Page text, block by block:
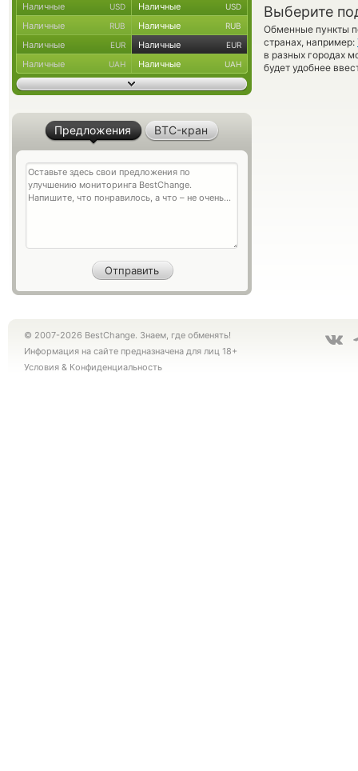
Выберите
Обменные пункты
странах, например:
в разных городах
будет удобнее
Наличные USD Наличные USD
Наличные RUB Наличные RUB
Наличные EUR Наличные EUR
Наличные UAH Наличные UAH
Предложения BTC-кран
© 2007-2026 BestChange. Знаем, где обменять!
Информация на сайте предназначена для лиц 18+
Условия & Конфиденциальность